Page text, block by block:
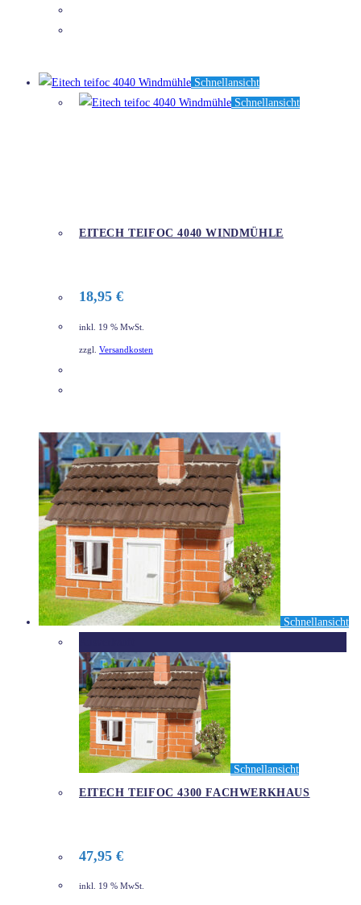
Schnellansicht
Schnellansicht
EITECH TEIFOC 4040 WINDMÜHLE
18,95 €
inkl. 19 % MwSt.
zzgl. Versandkosten
Schnellansicht
Schnellansicht
EITECH TEIFOC 4300 FACHWERKHAUS
47,95 €
inkl. 19 % MwSt.